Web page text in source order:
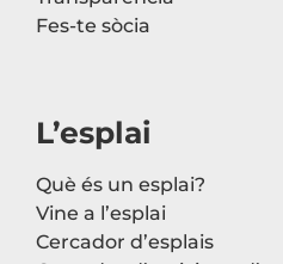
Fes-te sòcia
L’esplai
Què és un esplai?
Vine a l’esplai
Cercador d’esplais